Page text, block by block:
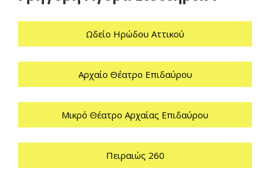
Ωδείο Ηρώδου Αττικού
Αρχαίο Θέατρο Επιδαύρου
Μικρό Θέατρο Αρχαίας Επιδαύρου
Πειραιώς 260